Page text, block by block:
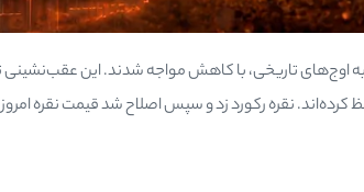
اوج‌های تاریخی، با کاهش مواجه شدند. این
کرده‌اند. نقره رکورد زد و سپس اصلاح شد قیمت نقره